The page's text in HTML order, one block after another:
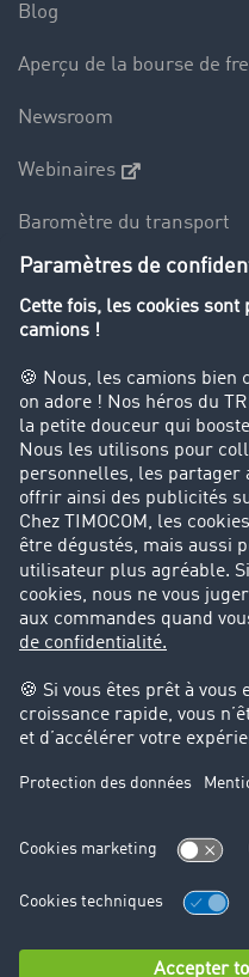
Blog
Aperçu de la bourse de
Newsroom
Webinaires
Baromètre du transport
Le dictionnaire du
Interdiction de circulation
Entreprise
Parrainage clients
Success Stories
Cadre légal
Mentions légales
Protection des données
Cookie-Einstellungen
Support